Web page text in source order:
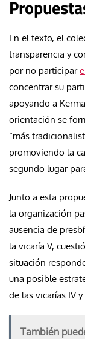
En el texto, el
transparencia y
por no participar
concentrar su
apoyando a
orientación se
“más
promoviendo la
segundo lugar
Junto a esta
la organización
ausencia de
la vicaría V,
situación
una posible
de las vicarías IV y
También